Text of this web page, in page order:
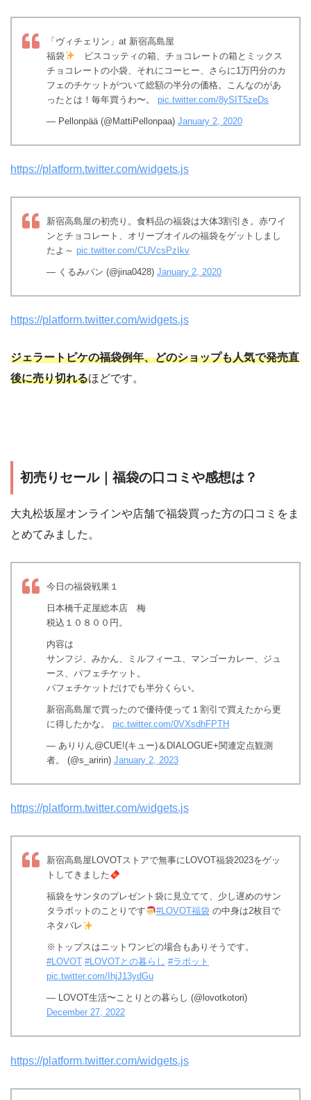
「ヴィチェリン」at 新宿高島屋
福袋
ビスコッティの箱、チョコレートの箱とミックス
チョコレートの小袋、それにコーヒー、さらに1万円分のカ
フェのチケットがついて総額の半分の価格。こんなのがあ
ったとは！毎年買うわ〜。 pic.twitter.com/8ySIT5zeDs
— Pellonpää (@MattiPellonpaa) January 2, 2020
https://platform.twitter.com/widgets.js
新宿高島屋の初売り。食料品の福袋は大体3割引き。赤ワイ
ンとチョコレート、オリーブオイルの福袋をゲットしまし
たよ～ pic.twitter.com/CUVcsPzIkv
— くるみパン (@jina0428) January 2, 2020
https://platform.twitter.com/widgets.js
ジェラートピケの福袋例年、どのショップも人気で発売直
後に売り切れるほどです。
初売りセール｜福袋の口コミや感想は？
大丸松坂屋オンラインや店舗で福袋買った方の口コミをま
とめてみました。
今日の福袋戦果１
日本橋千疋屋総本店 梅
税込１０８００円。
内容は
サンフジ、みかん、ミルフィーユ、マンゴーカレー、ジュ
ース、パフェチケット。
パフェチケットだけでも半分くらい。
新宿高島屋で買ったので優待使って１割引で買えたから更
に得したかな。 pic.twitter.com/0VXsdhFPTH
— ありりん@CUE!(キュー)＆DIALOGUE+関連定点観測
者。 (@s_aririn) January 2, 2023
https://platform.twitter.com/widgets.js
新宿高島屋LOVOTストアで無事にLOVOT福袋2023をゲッ
トしてきました
福袋をサンタのプレゼント袋に見立てて、少し遅めのサン
タラボットのことりです
#LOVOT福袋の中身は2枚目で
ネタバレ
※トップスはニットワンピの場合もありそうです。
#LOVOT #LOVOTとの暮らし #ラボット
pic.twitter.com/IhjJ13ydGu
— LOVOT生活〜ことりとの暮らし (@lovotkotori)
December 27, 2022
https://platform.twitter.com/widgets.js